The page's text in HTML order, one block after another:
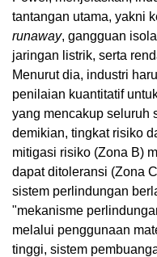
tantangan utama, yakni
runaway, gangguan
jaringan listrik, serta
Menurut dia, industri
penilaian kuantitatif
yang mencakup seluruh
demikian, tingkat risiko
mitigasi risiko (Zona B)
dapat ditoleransi (Zona
sistem perlindungan
"mekanisme
melalui penggunaan
tinggi, sistem